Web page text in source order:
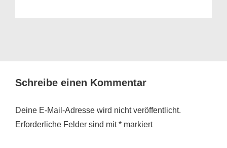
Schreibe einen Kommentar
Deine E-Mail-Adresse wird nicht veröffentlicht.
Erforderliche Felder sind mit* markiert